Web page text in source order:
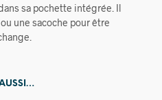
sa pochette intégrée. Il
une sacoche pour être